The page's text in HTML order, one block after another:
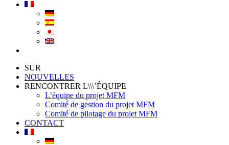
SUR
NOUVELLES
RENCONTRER L\\\’ÉQUIPE
L’équipe du projet MFM
Comité de gestion du projet MFM
Comité de pilotage du projet MFM
CONTACT